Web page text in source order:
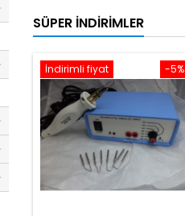
SÜPER İNDIRIMLER
-5%
İndirimli fiyat